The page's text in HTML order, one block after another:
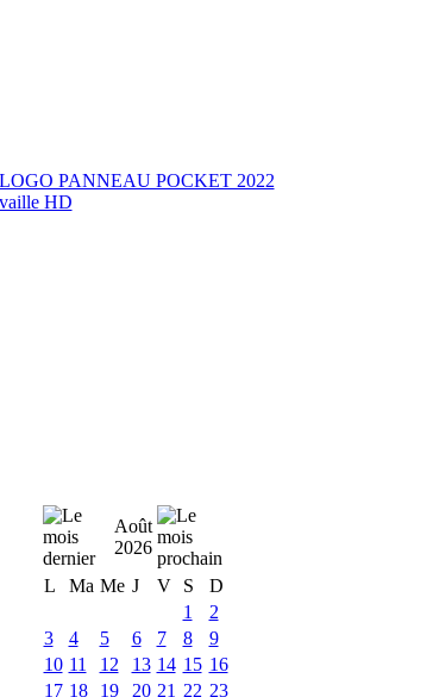
Août
2026
L
Ma Me J V S
D
1
2
3
4 5 6 7 8
9
10 11 12 13 14 15 16
17 18 19 20 21 22 23